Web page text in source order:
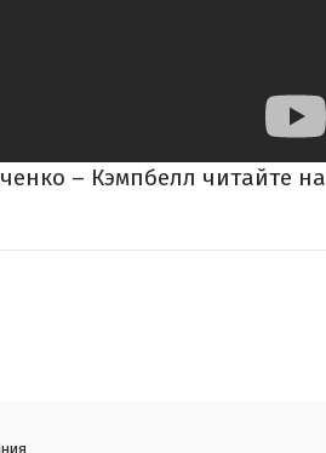
– Кэмпбелл читайте на